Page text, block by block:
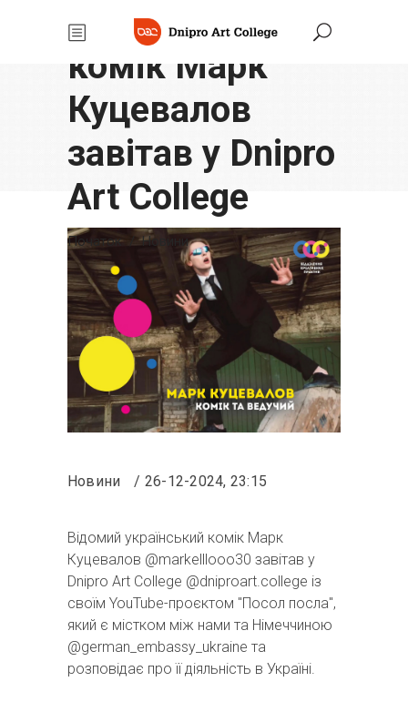
Український
комік Марк
Куцевалов
завітав у Dnipro
Art College
Початок/Новини
Новини 26-12-2024, 23:15
Відомий український комік Марк
Куцевалов @markelllooo30 завітав у
Dnipro Art College @dniproart.college із
своїм YouTube-проєктом "Посол посла",
який є містком між нами та Німеччиною
@german_embassy_ukraine та
розповідає про її діяльність в Україні.